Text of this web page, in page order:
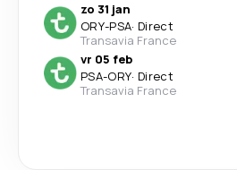
zo 31 jan
ORY-PSA· Direct
Transavia France
vr 05 feb
PSA-ORY· Direct
Transavia France